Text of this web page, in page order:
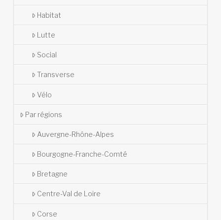
Habitat
Lutte
Social
Transverse
Vélo
Par régions
Auvergne-Rhône-Alpes
Bourgogne-Franche-Comté
Bretagne
Centre-Val de Loire
Corse